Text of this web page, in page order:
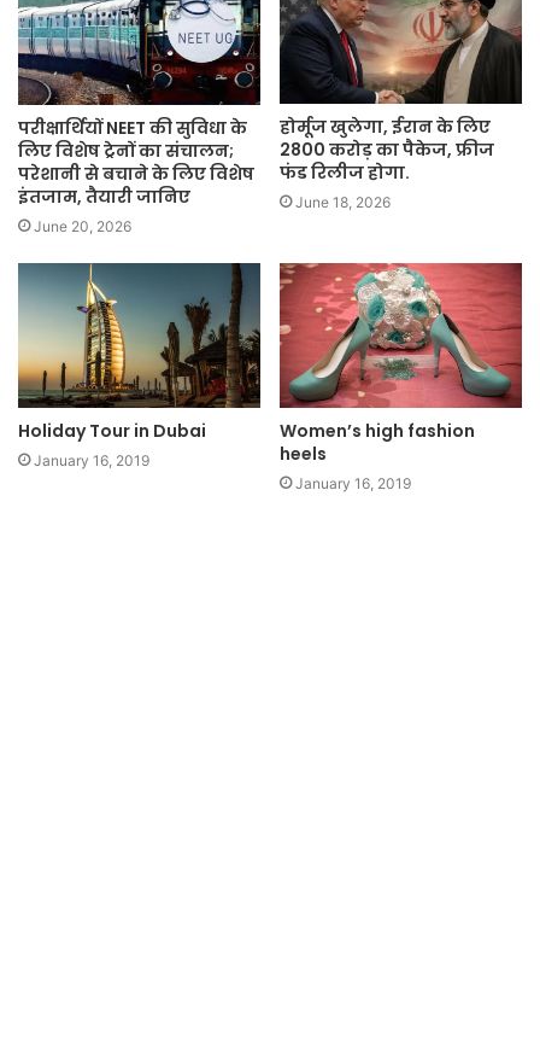
परीक्षार्थियों NEET की सुविधा के
लिए विशेष ट्रेनों का संचालन;
परेशानी से बचाने के लिए विशेष
इंतजाम, तैयारी जानिए
June 20, 2026
होर्मूज खुलेगा, ईरान के लिए
2800 करोड़ का पैकेज, फ्रीज
फंड रिलीज होगा.
June 18, 2026
Holiday Tour in Dubai
January 16, 2019
Women’s high fashion
heels
January 16, 2019